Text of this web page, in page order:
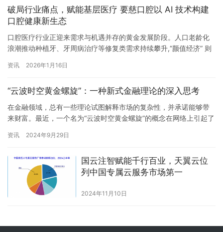
健康经济开辟了全新的价值流通路径。 …
破局行业痛点，赋能基层医疗 要慈口腔以 AI 技术构建
口腔健康新生态
口腔医疗行业正迎来需求与机遇并存的黄金发展阶段。人口老龄化
浪潮推动种植牙、牙周病治疗等修复类需求持续攀升,“颜值经济” 则
升。数据显示,2021 年中国口腔医疗服务市场规模已达 1461 亿元,
业高速发展背后,多重矛盾与痛点日益凸…
资讯 2026年1月16日
“云波时空黄金螺旋”：一种新式金融理论的深入思考
在金融领域，总有一些理论试图解释市场的复杂性，并承诺能够带
来财富。最近，一个名为“云波时空黄金螺旋”的概念在网络上引起了
股市行情，甚至指出了2024年中国牛市主升浪的具体日期。 一、对
旋”理论，能够精确计算出2024年中国牛市主升浪的日期，…
资讯 2024年9月29日
国云注智赋能千行百业，天翼云位
列中国专属云服务市场第一
2024年11月10日